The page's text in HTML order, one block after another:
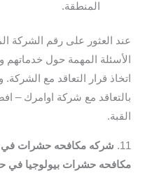
المنطقة.
عند العثور على رقم الشركة
الأسئلة المهمة حول خدماتهم
اتخاذ قرار التعاقد مع
بالتعاقد مع شركة اوامرك
القبة.
11.
شركه مكافحه حشرات في
مكافحه حشرات بيولوجيا في